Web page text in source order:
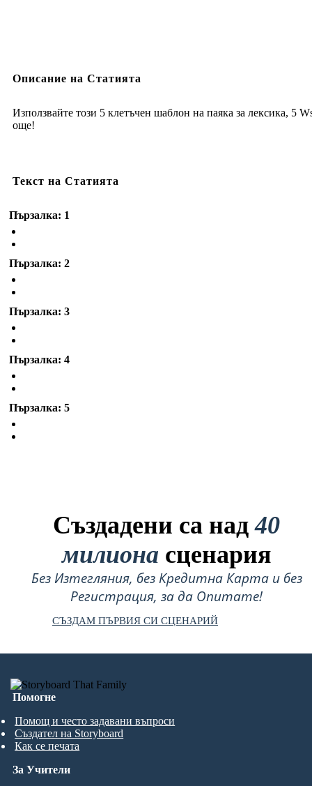
Описание на Статията
Използвайте този 5 клетъчен шаблон на паяка за лексика, 5
още!
Текст на Статията
Пързалка: 1
Пързалка: 2
Пързалка: 3
Пързалка: 4
Пързалка: 5
Създадени са над40
милиона сценария
Без Изтегляния, без Кредитна Карта и без
Регистрация, за да Опитате!
СЪЗДАМ ПЪРВИЯ СИ СЦЕНАРИЙ
Помогне
Помощ и често задавани въпроси
Създател на Storyboard
Как се печата
За Учители